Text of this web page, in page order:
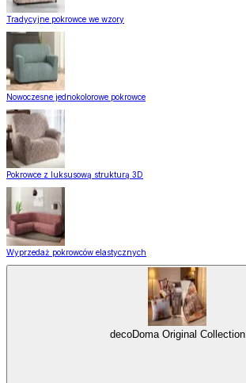
Tradycyjne pokrowce we wzory
Nowoczesne jednokolorowe pokrowce
Pokrowce z luksusową strukturą 3D
Wyprzedaż pokrowców elastycznych
decoDoma Original Collection